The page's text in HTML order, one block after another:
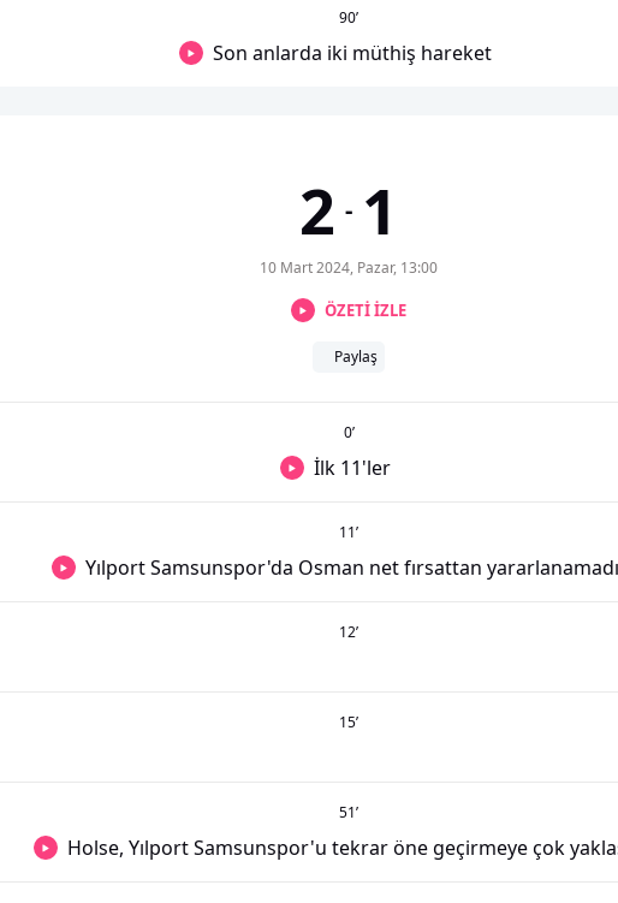
90’
Son anlarda iki müthiş hareket
2 - 1
10 Mart 2024, Pazar, 13:00
ÖZETİ İZLE
Paylaş
0’
İlk 11'ler
11’
Yılport Samsunspor'da Osman net fırsattan yararlanamadı
12’
15’
51’
Holse, Yılport Samsunspor'u tekrar öne geçirmeye çok